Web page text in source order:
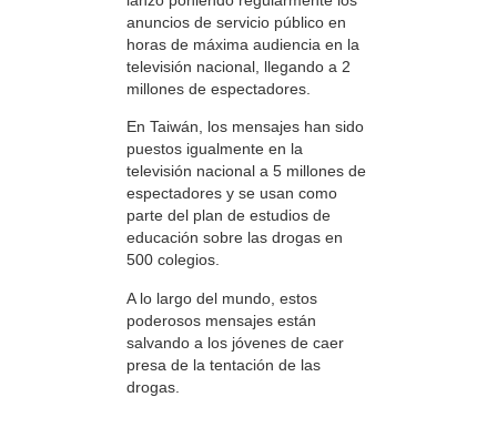
anuncios de servicio público en
horas de máxima audiencia en la
televisión nacional, llegando a 2
millones de espectadores.
En Taiwán, los mensajes han sido
puestos igualmente en la
televisión nacional a 5 millones de
espectadores y se usan como
parte del plan de estudios de
educación sobre las drogas en
500 colegios.
A lo largo del mundo, estos
poderosos mensajes están
salvando a los jóvenes de caer
presa de la tentación de las
drogas.